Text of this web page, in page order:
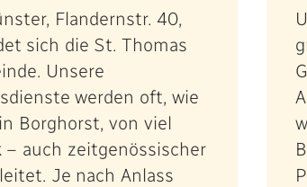
Flandernstr. 40,
sich die St. Thomas
Unsere
werden oft, wie
Borghorst, von viel
– auch zeitgenössischer
Je nach Anlass